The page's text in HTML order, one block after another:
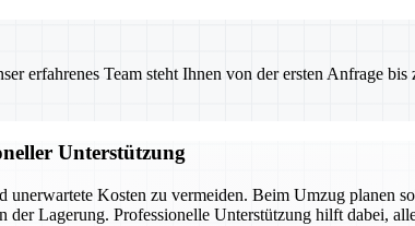
erfahrenes Team steht Ihnen von der ersten Anfrage
Unterstützung
unerwartete Kosten zu vermeiden. Beim Umzug planen
Lagerung. Professionelle Unterstützung hilft dabei,